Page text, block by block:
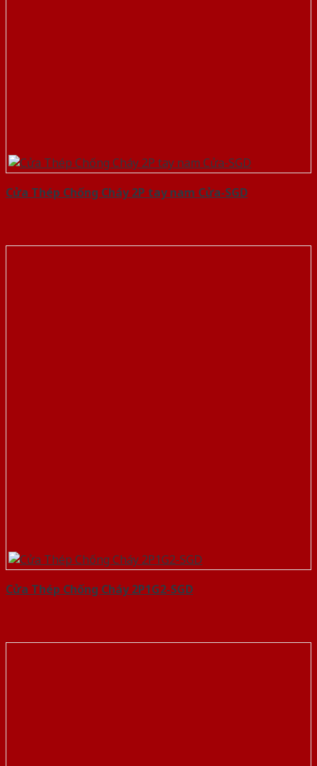
Cửa Thép Chống Cháy 2P tay nam Cửa-SGD
Cửa Thép Chống Cháy 2P1G2-SGD